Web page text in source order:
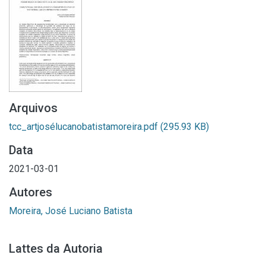
Arquivos
tcc_artjosélucanobatistamoreira.pdf (295.93 KB)
Data
2021-03-01
Autores
Moreira, José Luciano Batista
Lattes da Autoria